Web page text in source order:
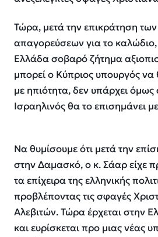
Τώρα, μετά την επικράτηση
απαγορεύσεων για το καλώδιο,
Ελλάδα σοβαρό ζήτημα
μπορεί ο Κύπριος υπουργός να
με ηπιότητα, δεν υπάρχει όμως
Ισραηλινός θα το επισημάνει
Να θυμίσουμε ότι μετά την
στην Δαμασκό, ο κ. Σάαρ είχε
τα επίχειρα της ελληνικής
προβλέποντας τις σφαγές
Αλεβιτών. Τώρα έρχεται στην
και ευρίσκεται προ μιας νέας